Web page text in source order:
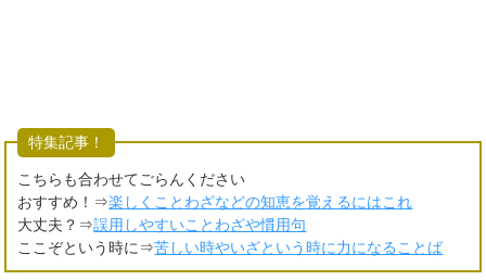
特集記事！
こちらも合わせてごらんください
おすすめ！⇒楽しくことわざなどの知恵を覚えるにはこれ
大丈夫？⇒誤用しやすいことわざや慣用句
ここぞという時に⇒苦しい時やいざという時に力になることば